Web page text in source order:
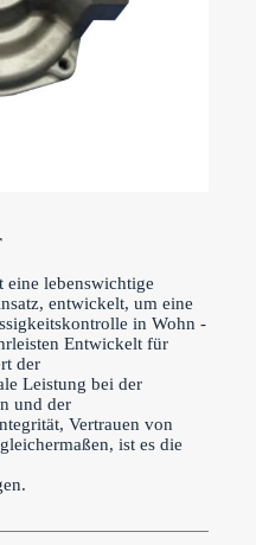
eine lebenswichtige
entwickelt, um eine
in Wohn -
Entwickelt für
der
Leistung bei der
und der
Vertrauen von
ist es die